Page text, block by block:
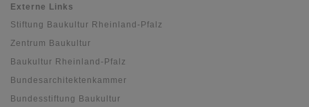
Externe Links
Stiftung Baukultur Rheinland-Pfalz
Zentrum Baukultur
Baukultur Rheinland-Pfalz
Bundesarchitektenkammer
Bundesstiftung Baukultur